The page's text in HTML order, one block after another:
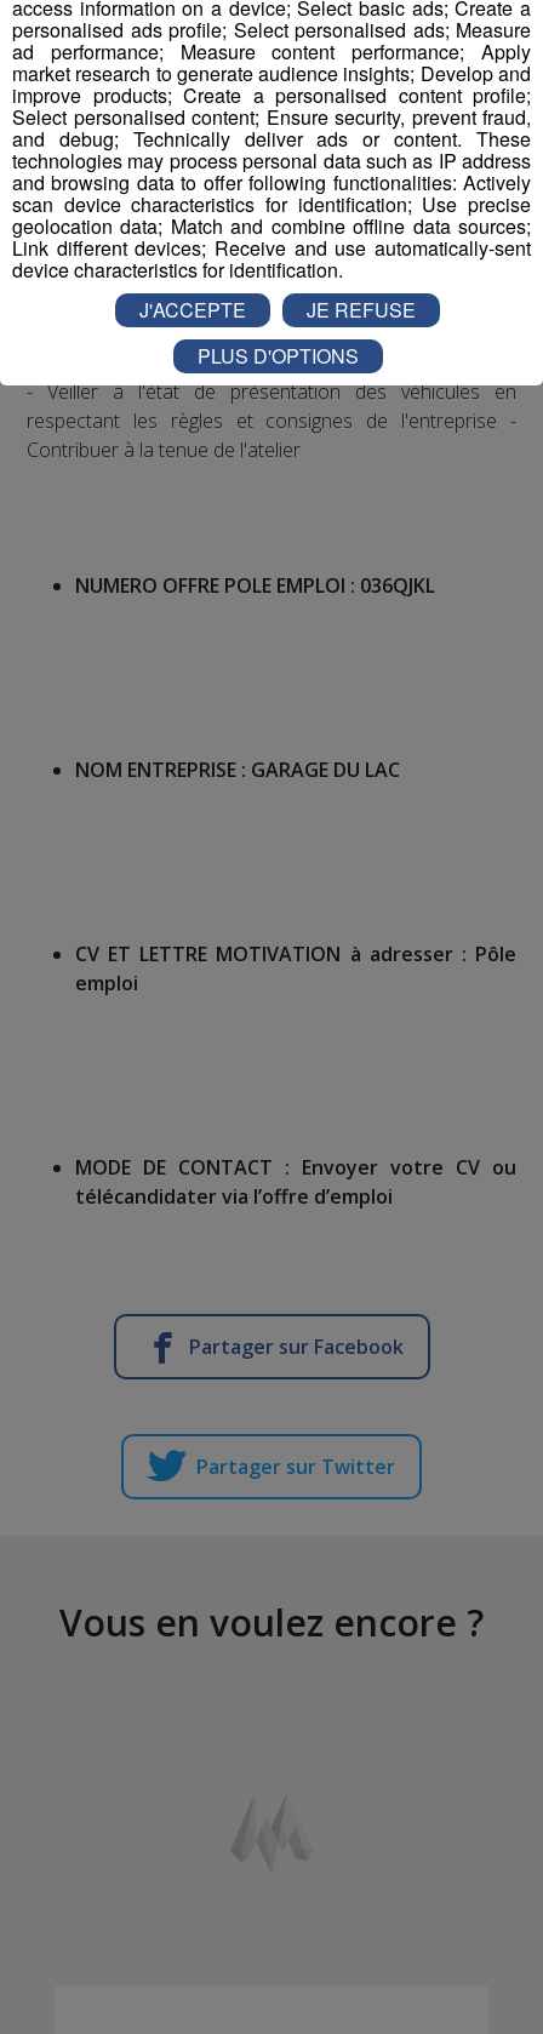
mécaniques et les équipements d'un parc diversifié de
véhicules VP et VUL/VUM, selon les normes
constructeur, avec comme objectifs principaux la qualité
et la satisfaction client. Vous suivez régulièrement des
stages de formation sur les nouveaux produits et
techniques. Vos principales missions : - Effectuer la
maintenance préventive et curative sur l'ensemble des
véhicules de l'atelier - Réaliser les différents diagnostics
électroniques et manuels - Intervenir sur tous types de
pannes mécaniques, électriques ou électroniques -
Renseigner les opérations effectuées suivant la
demande des clients - Remonter les informations liées
aux problèmes rencontrés en temps réel à sa hiérarchie
- Veiller à l'état de présentation des véhicules en
respectant les règles et consignes de l'entreprise -
Contribuer à la tenue de l'atelier
NUMERO OFFRE POLE EMPLOI : 036QJKL
NOM ENTREPRISE : GARAGE DU LAC
CV ET LETTRE MOTIVATION à adresser : Pôle
emploi
MODE DE CONTACT : Envoyer votre CV ou
télécandidater via l’offre d’emploi
Partager sur Facebook
Partager sur Twitter
Vous en voulez encore ?
access information on a device; Select basic ads; Create a
personalised ads profile; Select personalised ads; Measure
ad performance; Measure content performance; Apply
market research to generate audience insights; Develop and
improve products; Create a personalised content profile;
Select personalised content; Ensure security, prevent fraud,
and debug; Technically deliver ads or content. These
technologies may process personal data such as IP address
and browsing data to offer following functionalities: Actively
scan device characteristics for identification; Use precise
geolocation data; Match and combine offline data sources;
Link different devices; Receive and use automatically-sent
device characteristics for identification.
J'ACCEPTE
JE REFUSE
PLUS D'OPTIONS